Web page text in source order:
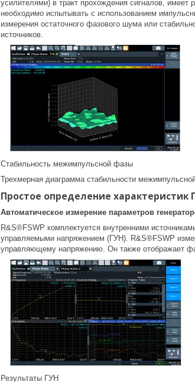
усилителями) в тракт прохождения сигналов,
необходимо испытывать с использованием
измерения остаточного фазового шума или
источников.
Стабильность межимпульсной фазы
Трехмерная диаграмма стабильности
Простое определение характеристик
Автоматическое измерение параметров
R&S®FSWP комплектуется внутренними
управляемыми напряжением (ГУН). R&S®FSWP
управляющему напряжению. Он также отображает
Результаты ГУН